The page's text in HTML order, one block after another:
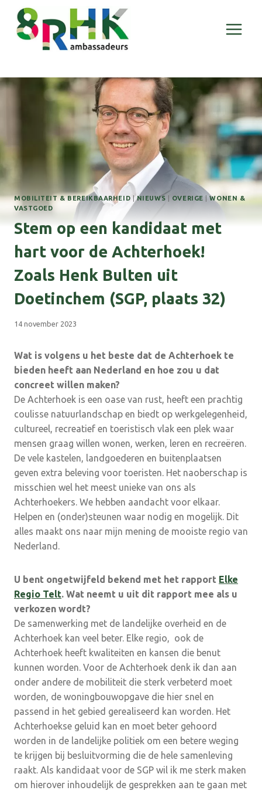
Doorgaan
naar
inhoud
MOBILITEIT & BEREIKBAARHEID |NIEUWS OVERIGE |WONEN &
VASTGOED
Stem op een kandidaat met
hart voor de Achterhoek!
Zoals Henk Bulten uit
Doetinchem (SGP, plaats 32)
14 november 2023
Wat is volgens u het beste dat de Achterhoek te
bieden heeft aan Nederland en hoe zou u dat
concreet willen maken?
De Achterhoek is een oase van rust, heeft een prachtig
coulisse natuurlandschap en biedt op werkgelegenheid,
cultureel, recreatief en toeristisch vlak een plek waar
mensen graag willen wonen, werken, leren en recreëren.
De vele kastelen, landgoederen en buitenplaatsen
geven extra beleving voor toeristen. Het naoberschap is
misschien wel het meest unieke van ons als
Achterhoekers. We hebben aandacht voor elkaar.
Helpen en (onder)steunen waar nodig en mogelijk. Dit
alles maakt ons naar mijn mening de mooiste regio van
Nederland.
U bent ongetwijfeld bekend met het rapport Elke
Regio Telt. Wat neemt u uit dit rapport mee als u
verkozen wordt?
De samenwerking met de landelijke overheid en de
Achterhoek kan veel beter. Elke regio, ook de
Achterhoek heeft kwaliteiten en kansen die benut
kunnen worden. Voor de Achterhoek denk ik dan aan
onder andere de mobiliteit die sterk verbeterd moet
worden, de woningbouwopgave die hier snel en
passend in het gebied gerealiseerd kan worden. Het
Achterhoekse geluid kan en moet beter gehoord
worden in de landelijke politiek om een betere weging
te krijgen bij besluitvorming die de hele samenleving
raakt. Als kandidaat voor de SGP wil ik me sterk maken
om hierover inhoudelijk de gesprekken aan te gaan met